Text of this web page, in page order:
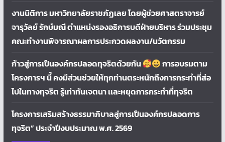
งานนิติการ มหาวิทยาลัยราชภัฏเลย โดยผู้ช่วยศาสตราจารย์
จารุวัลย์ รักษ์มณี ตำแหน่งรองอธิการบดีฝ่ายบริหาร ร่วมประชุม
คณะทำงานพิจารณาผลการประกวดผลงาน/นวัตกรรม
ก้าวสู่การเป็นองค์กรปลอดทุจริตด้วยกัน
การอบรมตาม
โครงการฯ นี้ คงมีส่วนช่วยให้ทุกท่านตระหนักถึงการกระทำที่ส่อ
ไปในทางทุจริต รู้เท่าทันเจตนา เเละหยุดการกระทำที่ทุจริต
โครงการเสริมสร้างธรรมาภิบาลสู่การเป็นองค์กรปลอดการ
ทุจริต” ประจำปีงบประมาณ พ.ศ. 2569